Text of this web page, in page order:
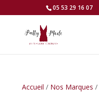
05 53 29 16 07
Accueil / Nos Marques /